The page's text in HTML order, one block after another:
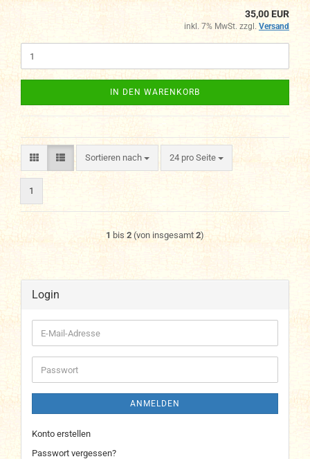
35,00 EUR
inkl. 7% MwSt. zzgl. Versand
IN DEN WARENKORB
Sortieren nach
Sortieren nach 24 pro Seite
pro Seite
1
1 bis 2 (von insgesamt 2)
Login
E-
Mail-
Adresse
Passwort
ANMELDEN
Konto erstellen
Passwort vergessen?